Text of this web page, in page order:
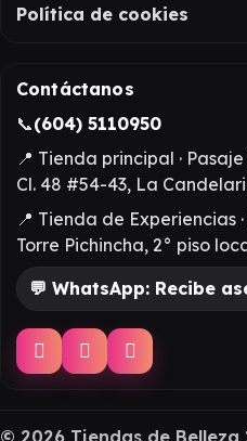
Política de cookies
Contáctanos
📞(604) 5110950
📍 Tienda principal ·
Cl. 48 #54-43, La
📍 Tienda de Experiencias
Torre Pichincha, 2° piso
💬 WhatsApp: Recibe
© 2026 Tiendas de Belleza